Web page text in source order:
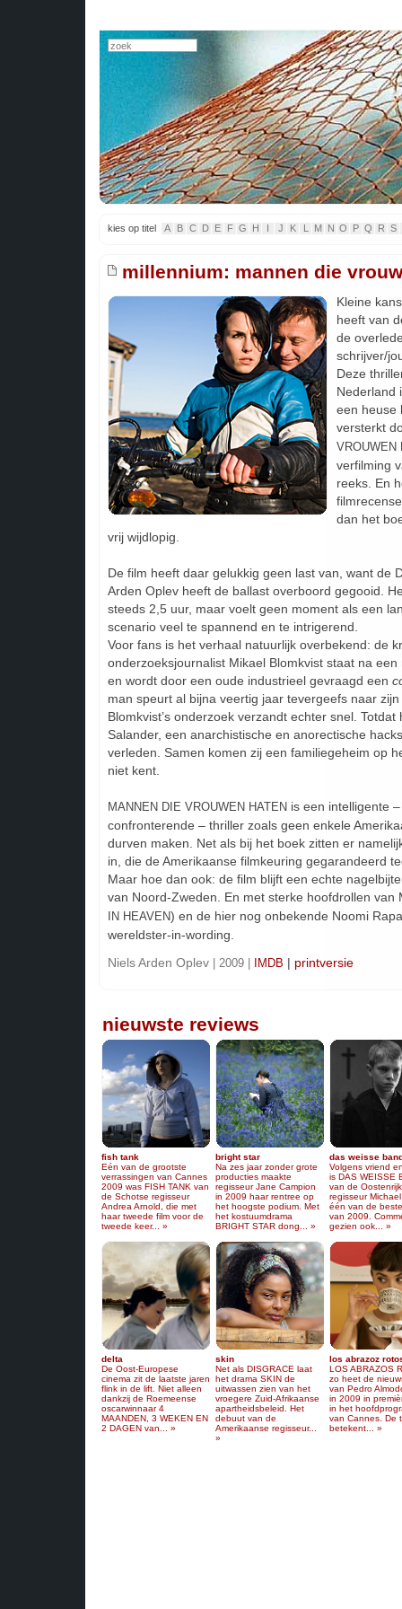
kies op titel A B C D E F G H I J K L M N O P Q R S
millennium: mannen die
Kleine
heeft van
de
schrijver/
Deze
Nederland
een heuse
versterkt
VROUWEN
verfilming
reeks. En
dan het
vrij wijdlopig.
De film heeft daar gelukkig geen last van, want de
Arden Oplev heeft de ballast overboord gegooid.
steeds 2,5 uur, maar voelt geen moment als een
scenario veel te spannend en te intrigerend.
Voor fans is het verhaal natuurlijk overbekend: de
onderzoeksjournalist Mikael Blomkvist staat na
en wordt door een oude industrieel gevraagd een
man speurt al bijna veertig jaar tevergeefs naar
Blomkvist’s onderzoek verzandt echter snel.
Salander, een anarchistische en anorectische
verleden. Samen komen zij een familiegeheim op
niet kent.
MANNEN DIE VROUWEN HATEN is een intelligente
confronterende – thriller zoals geen enkele
durven maken. Net als bij het boek zitten er
in, die de Amerikaanse filmkeuring gegarandeerd
Maar hoe dan ook: de film blijft een echte
van Noord-Zweden. En met sterke hoofdrollen van
IN HEAVEN) en de hier nog onbekende Noomi
wereldster-in-wording.
Niels Arden Oplev | 2009 | IMDB | printversie
nieuwste reviews
fish tank
Eén van de grootste
verrassingen van Cannes
2009 was FISH TANK van
de Schotse regisseur
Andrea Arnold, die met
haar tweede film voor de
tweede keer... »
bright star
Na zes jaar zonder grote
producties maakte
regisseur Jane Campion
in 2009 haar rentree op
het hoogste podium. Met
het kostuumdrama
BRIGHT STAR dong... »
das weisse
Volgens vriend
is DAS WEISSE
van de
regisseur
één van de
van 2009.
gezien ook... »
delta
De Oost-Europese
cinema zit de laatste jaren
flink in de lift. Niet alleen
dankzij de Roemeense
oscarwinnaar 4
MAANDEN, 3 WEKEN EN
2 DAGEN van... »
skin
Net als DISGRACE laat
het drama SKIN de
uitwassen zien van het
vroegere Zuid-Afrikaanse
apartheidsbeleid. Het
debuut van de
Amerikaanse regisseur...
»
los abrazoz
LOS ABRAZOS
zo heet de
van Pedro
in 2009 in
in het
van Cannes. De
betekent... »